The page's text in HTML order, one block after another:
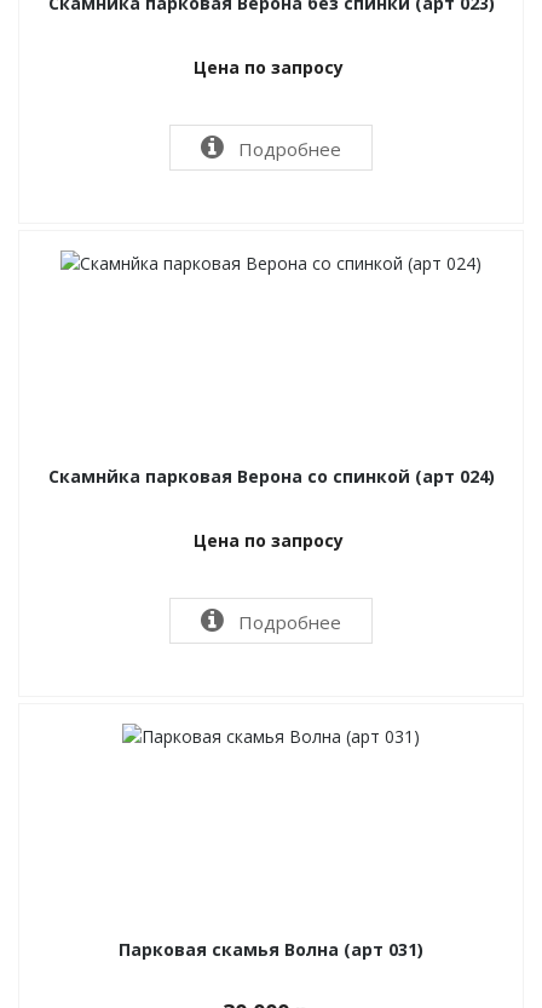
Цена по запросу
Подробнее
Скамнйка парковая Верона со спинкой (арт 024)
Цена по запросу
Подробнее
Парковая скамья Волна (арт 031)